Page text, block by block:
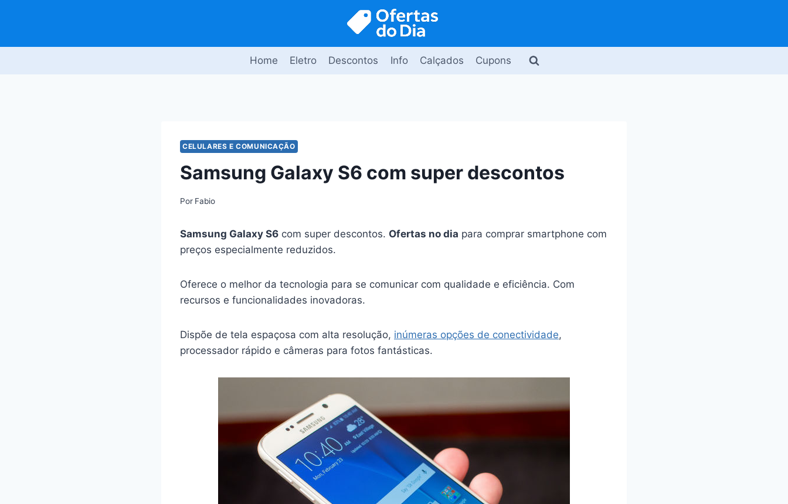
Home Eletro Descontos Info Calçados Cupons
CELULARES E COMUNICAÇÃO
Samsung Galaxy S6 com super descontos
Por Fabio
Samsung Galaxy S6 com super descontos. Ofertas no dia para comprar smartphone com
preços especialmente reduzidos.
Oferece o melhor da tecnologia para se comunicar com qualidade e eficiência. Com
recursos e funcionalidades inovadoras.
Dispõe de tela espaçosa com alta resolução, inúmeras opções de conectividade,
processador rápido e câmeras para fotos fantásticas.